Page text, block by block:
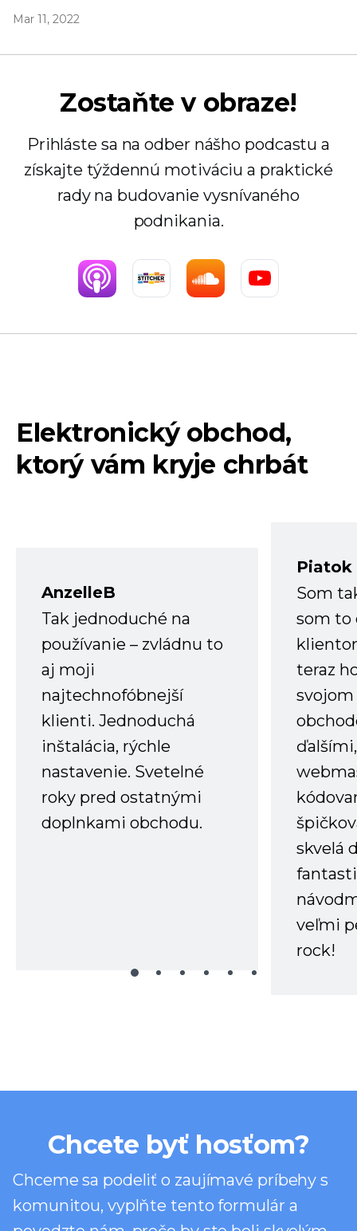
Mar 11, 2022
Zostaňte v obraze!
Prihláste sa na odber nášho podcastu a
získajte týždennú motiváciu a praktické
rady na budovanie vysnívaného
podnikania.
Elektronický obchod,
ktorý vám kryje chrbát
AnzelleB
Tak jednoduché na
používanie – zvládnu to
aj moji
najtechnofóbnejší
klienti. Jednoduchá
inštalácia, rýchle
nastavenie. Svetelné
roky pred ostatnými
doplnkami obchodu.
Piatok
Som
som to
teraz
skvelá
veľmi
rock!
Chcete byť hosťom?
Chceme sa podeliť o zaujímavé príbehy s
komunitou, vyplňte tento formulár a